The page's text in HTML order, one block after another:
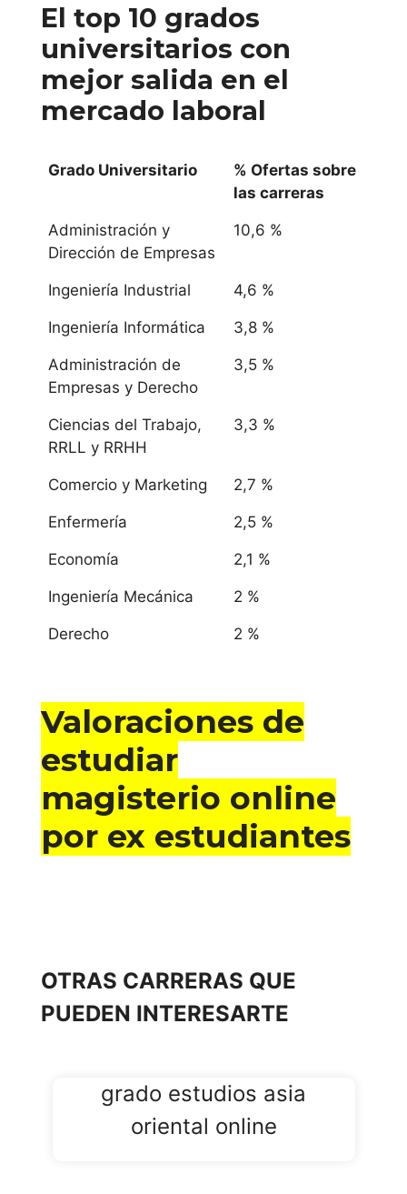
El top 10 grados
universitarios con
mejor salida en el
mercado laboral
Grado Universitario
% Ofertas sobre
las carreras
Administración y
Dirección de Empresas
10,6 %
Ingeniería Industrial 4,6 %
Ingeniería Informática 3,8 %
Administración de
Empresas y Derecho
3,5 %
Ciencias del Trabajo,
RRLL y RRHH
3,3 %
Comercio y Marketing 2,7 %
Enfermería 2,5 %
Economía 2,1 %
Ingeniería Mecánica 2 %
Derecho 2 %
Valoraciones de
estudiar
magisterio online
por ex estudiantes
OTRAS CARRERAS QUE
PUEDEN INTERESARTE
grado estudios asia
oriental online